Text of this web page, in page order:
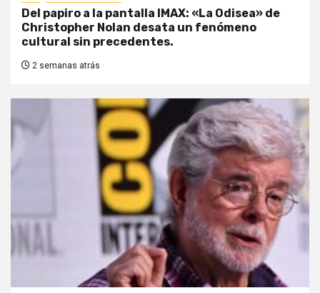
Del papiro a la pantalla IMAX: «La Odisea» de
Christopher Nolan desata un fenómeno
cultural sin precedentes.
2 semanas atrás